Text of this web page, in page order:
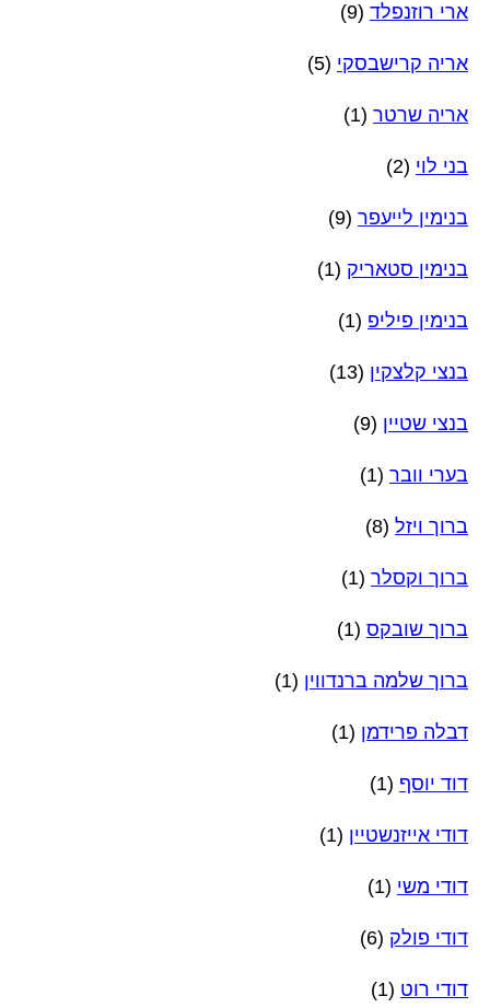
ארי רוזנפלד (9)
אריה קרישבסקי (5)
אריה שרטר (1)
בני לוי (2)
בנימין לייעפר (9)
בנימין סטאריק (1)
בנימין פיליפ (1)
בנצי קלצקין (13)
בנצי שטיין (9)
בערי וובר (1)
ברוך ויזל (8)
ברוך וקסלר (1)
ברוך שובקס (1)
ברוך שלמה ברנדווין (1)
דבלה פרידמן (1)
דוד יוסף (1)
דודי אייזנשטיין (1)
דודי משי (1)
דודי פולק (6)
דודי רוט (1)